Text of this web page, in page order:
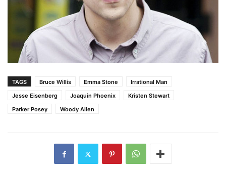
TAGS Bruce Willis Emma Stone
Irrational Man
Jesse Eisenberg
Joaquin Phoenix
Kristen Stewart
Parker Posey
Woody Allen